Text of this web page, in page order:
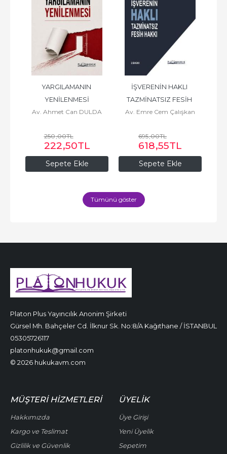
Sepete Ekle
YARGILAMANIN
YENİLENMESİ
Av. Ahmet Can DULDA
250,00TL
222,50TL
Sepete Ekle
İŞVERENİN HAKLI
TAZMİNATSIZ FESİH
HAKKI
Av. Emre Cem Çalışkan
695,00TL
618,55TL
Tümünü göster
Platon Plus Yayıncılık Anonim Şirketi
Gürsel Mh. Bahçeler Cd. İlknur Sk. No:8/A Kağıthane / İSTANBUL
05305726117
platonhukuk@gmail.com
© 2026 hukukavm.com
MÜŞTERI HIZMETLERI
Hakkımızda
Kargo ve Teslimat
Gizlilik ve Güvenlik
ÜYELIK
Üye Girişi
Yeni Üyelik
Sepetim